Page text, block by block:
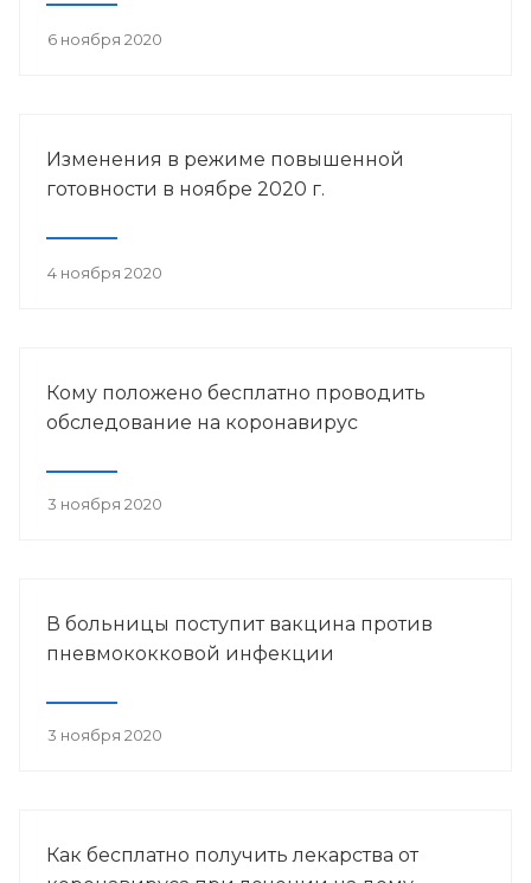
6 ноября 2020
Изменения в режиме повышенной
готовности в ноябре 2020 г.
4 ноября 2020
Кому положено бесплатно проводить
обследование на коронавирус
3 ноября 2020
В больницы поступит вакцина против
пневмококковой инфекции
3 ноября 2020
Как бесплатно получить лекарства от